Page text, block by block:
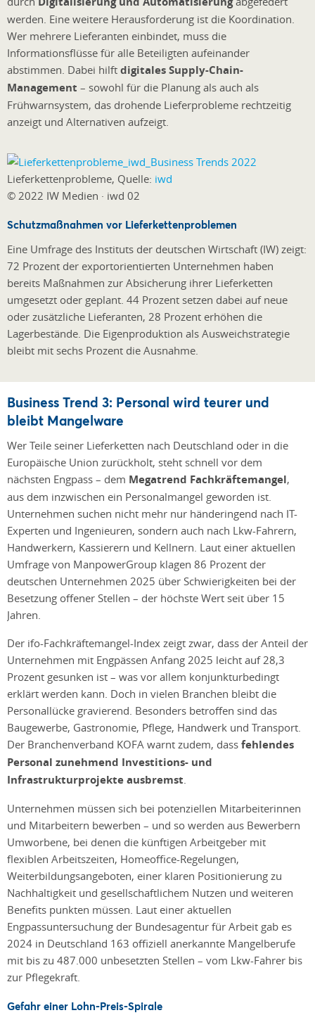
werden. Eine weitere Herausforderung ist die Koordination.
Wer mehrere Lieferanten einbindet, muss die
Informationsflüsse für alle Beteiligten aufeinander
abstimmen. Dabei hilft digitales Supply-Chain-
Management – sowohl für die Planung als auch als
Frühwarnsystem, das drohende Lieferprobleme rechtzeitig
anzeigt und Alternativen aufzeigt.
Lieferkettenprobleme, Quelle: iwd
© 2022 IW Medien · iwd 02
Schutzmaßnahmen vor Lieferkettenproblemen
Eine Umfrage des Instituts der deutschen Wirtschaft (IW) zeigt:
72 Prozent der exportorientierten Unternehmen haben
bereits Maßnahmen zur Absicherung ihrer Lieferketten
umgesetzt oder geplant. 44 Prozent setzen dabei auf neue
oder zusätzliche Lieferanten, 28 Prozent erhöhen die
Lagerbestände. Die Eigenproduktion als Ausweichstrategie
bleibt mit sechs Prozent die Ausnahme.
Business Trend 3: Personal wird teurer und
bleibt Mangelware
Wer Teile seiner Lieferketten nach Deutschland oder in die
Europäische Union zurückholt, steht schnell vor dem
nächsten Engpass – dem Megatrend Fachkräftemangel,
aus dem inzwischen ein Personalmangel geworden ist.
Unternehmen suchen nicht mehr nur händeringend nach IT-
Experten und Ingenieuren, sondern auch nach Lkw-Fahrern,
Handwerkern, Kassierern und Kellnern. Laut einer aktuellen
Umfrage von ManpowerGroup klagen 86 Prozent der
deutschen Unternehmen 2025 über Schwierigkeiten bei der
Besetzung offener Stellen – der höchste Wert seit über 15
Jahren.
Der ifo-Fachkräftemangel-Index zeigt zwar, dass der Anteil der
Unternehmen mit Engpässen Anfang 2025 leicht auf 28,3
Prozent gesunken ist – was vor allem konjunkturbedingt
erklärt werden kann. Doch in vielen Branchen bleibt die
Personallücke gravierend. Besonders betroffen sind das
Baugewerbe, Gastronomie, Pflege, Handwerk und Transport.
Der Branchenverband KOFA warnt zudem, dass fehlendes
Personal zunehmend Investitions- und
Infrastrukturprojekte ausbremst.
Unternehmen müssen sich bei potenziellen Mitarbeiterinnen
und Mitarbeitern bewerben – und so werden aus Bewerbern
Umworbene, bei denen die künftigen Arbeitgeber mit
flexiblen Arbeitszeiten, Homeoffice-Regelungen,
Weiterbildungsangeboten, einer klaren Positionierung zu
Nachhaltigkeit und gesellschaftlichem Nutzen und weiteren
Benefits punkten müssen. Laut einer aktuellen
Engpassuntersuchung der Bundesagentur für Arbeit gab es
2024 in Deutschland 163 offiziell anerkannte Mangelberufe
mit bis zu 487.000 unbesetzten Stellen – vom Lkw-Fahrer bis
zur Pflegekraft.
Gefahr einer Lohn-Preis-Spirale